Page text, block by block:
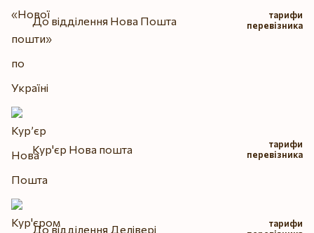
До відділення Нова Пошта
тарифи
перевізника
Кур'єр Нова пошта
тарифи
перевізника
До відділення Делівері
тарифи